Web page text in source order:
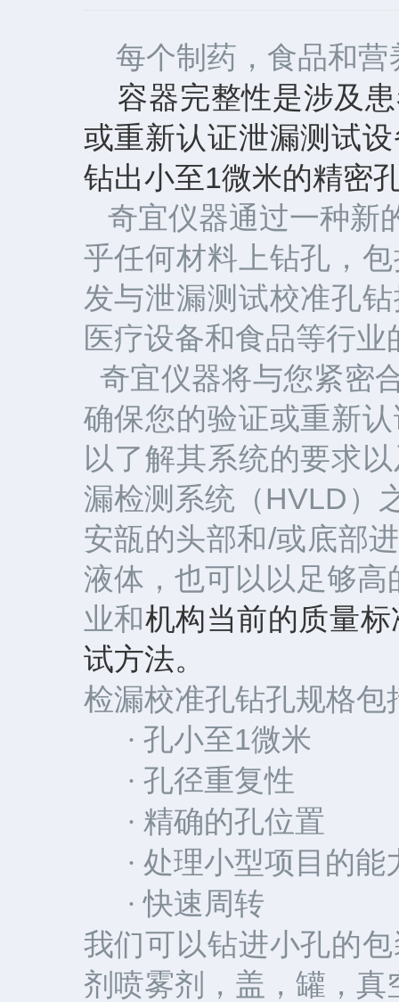
每个制药，食品和营
容器完整性是涉及患
或重新认证泄漏测试
钻出小至1微米的精密
奇宜仪器通过一种新
乎任何材料上钻孔，
发与泄漏测试校准孔
医疗设备和食品等行业
奇宜仪器将与您紧密
确保您的验证或重新
以了解其系统的要求
漏检测系统（HVLD）
安瓿的头部和/或底部
液体，也可以以足够
业和机构当前的质量
试方法。
检漏校准孔钻孔规格包
· 孔小至1微米
· 孔径重复性
· 精确的孔位置
· 处理小型项目的能
·快速周转
我们可以钻进小孔的
剂喷雾剂，盖，罐，